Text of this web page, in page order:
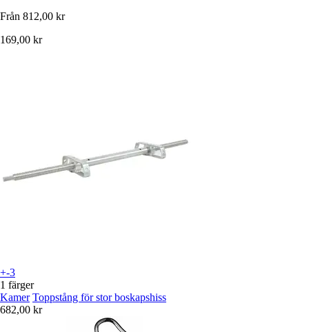
Från 812,00 kr
169,00 kr
+-3
1 färger
Kamer Toppstång för stor boskapshiss
682,00 kr